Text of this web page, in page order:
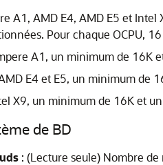
A1, AMD E4, AMD E5 et
Pour chaque OCPU,
A1, un minimum de 16K
E4 et E5, un minimum de
X9, un minimum de 16K et
de BD
: (Lecture seule) Nombre